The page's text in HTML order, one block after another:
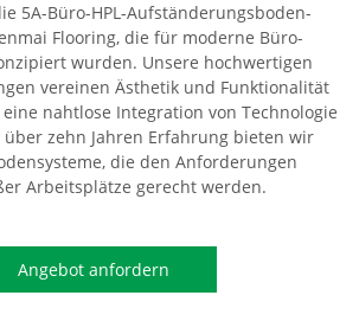
5A-Büro-HPL-Aufständerungsboden-
Flooring, die für moderne Büro-
wurden. Unsere hochwertigen
vereinen Ästhetik und Funktionalität
nahtlose Integration von Technologie
zehn Jahren Erfahrung bieten wir
die den Anforderungen
Arbeitsplätze gerecht werden.
Angebot anfordern